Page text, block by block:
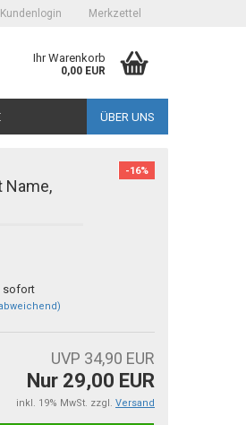
Kundenlogin Merkzettel
Ihr Warenkorb
0,00 EUR
ÜBER UNS
-16%
Name,
sofort
UVP 34,90 EUR
Nur 29,00 EUR
inkl. 19% MwSt. zzgl. Versand